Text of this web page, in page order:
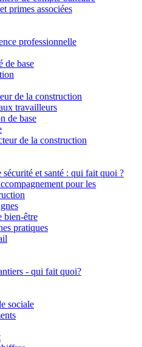
primes associées
professionnelle
de base
de la construction
travailleurs
de base
de la construction
et santé : qui fait quoi ?
pour les
bien-être
pratiques
- qui fait quoi?
sociale